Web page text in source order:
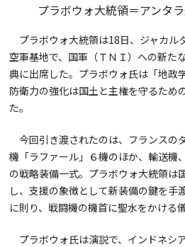
プラボウォ大統領＝アンタ
プラボウォ大統領は18日、ジャカル
空軍基地で、国軍（ＴＮＩ）への新た
典に出席した。プラボウォ氏は「地政
防衛力の強化は国土と主権を守るため
た。
今回引き渡されたのは、フランスの
機「ラファール」６機のほか、輸送機
の戦略装備一式。プラボウォ大統領は
し、支援の象徴として新装備の鍵を手
に則り、戦闘機の機首に聖水をかける
プラボウォ氏は演説で、インドネシ